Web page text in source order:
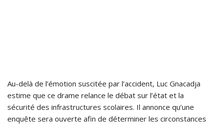
Au-delà de l’émotion suscitée par l’accident, Luc Gnacadja
estime que ce drame relance le débat sur l’état et la
sécurité des infrastructures scolaires. Il annonce qu’une
enquête sera ouverte afin de déterminer les circonstances